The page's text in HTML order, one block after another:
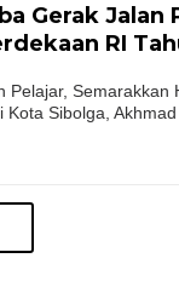
Gerak Jalan
RI
Semarakkan
Kota Sibolga,